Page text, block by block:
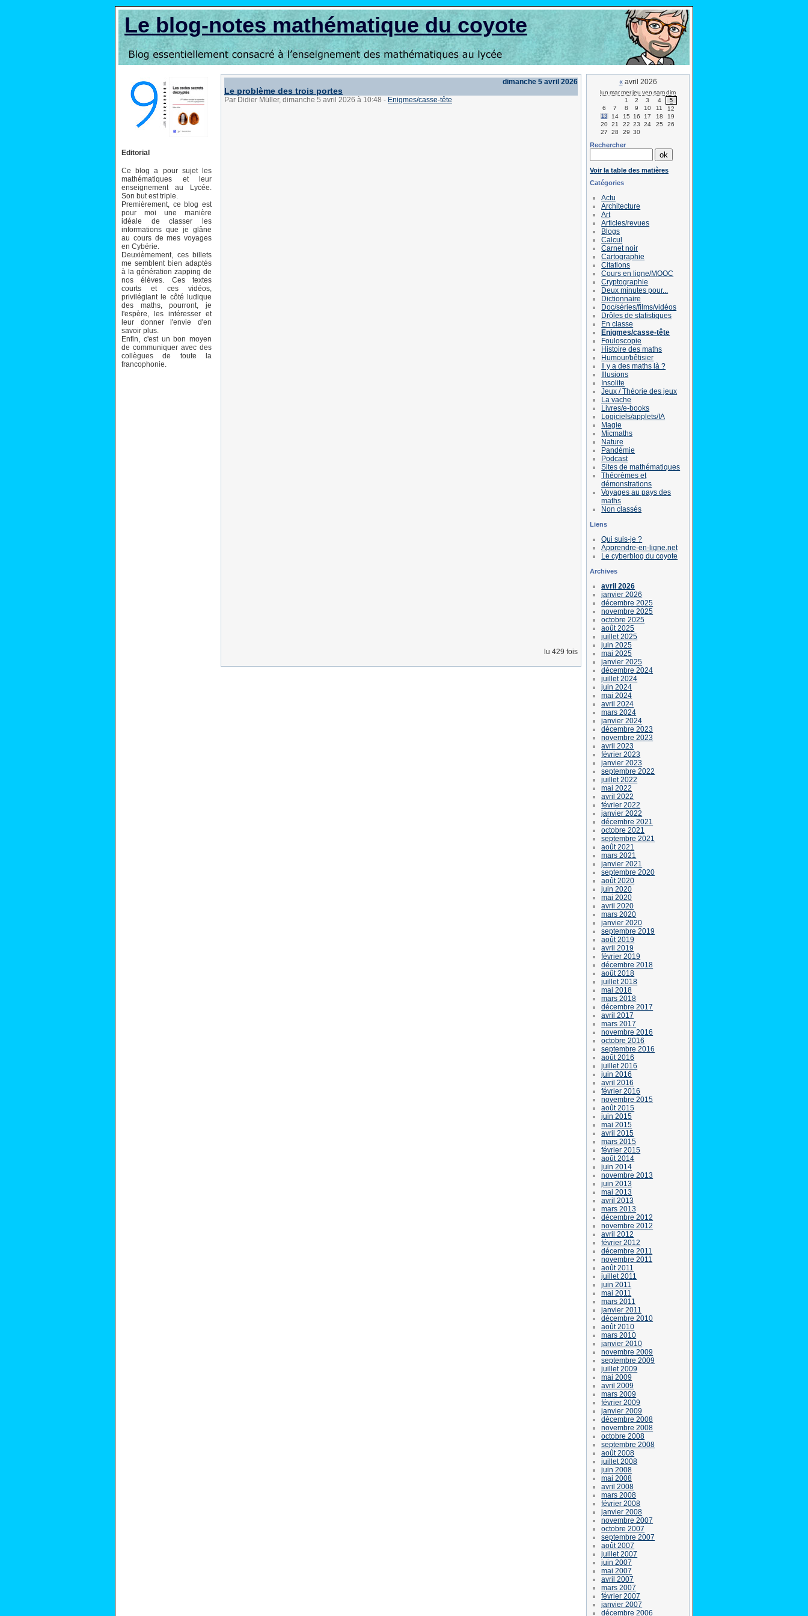
Le blog-notes mathématique du coyote
Editorial
Ce blog a pour sujet les
mathématiques et leur
enseignement au Lycée.
Son but est triple.
Premièrement, ce blog est
pour moi une manière
idéale de classer les
informations que je glâne
au cours de mes voyages
en Cybérie.
Deuxièmement, ces billets
me semblent bien adaptés
à la génération zapping de
nos élèves. Ces textes
courts et ces vidéos,
privilégiant le côté ludique
des maths, pourront, je
l'espère, les intéresser et
leur donner l'envie d'en
savoir plus.
Enfin, c'est un bon moyen
de communiquer avec des
collègues de toute la
francophonie.
dimanche 5 avril 2026
Le problème des trois portes
Par Didier Müller, dimanche 5 avril 2026 à 10:48 - Enigmes/casse-tête
lu 429 fois
«avril 2026
lun marmerjeu ven samdim
1
2 3 4 5
6 7 8 9 10 11 12
13 14 15 16 17 18
19
20 21 22 23 24 25
26
27
28 29 30
Rechercher
Voir la table des matières
Catégories
Actu
Architecture
Art
Articles/revues
Blogs
Calcul
Carnet noir
Cartographie
Citations
Cours en ligne/MOOC
Cryptographie
Deux minutes pour...
Dictionnaire
Doc/séries/films/vidéos
Drôles de statistiques
En classe
Enigmes/casse-tête
Fouloscopie
Histoire des maths
Humour/bêtisier
Il y a des maths là ?
Illusions
Insolite
Jeux / Théorie des jeux
La vache
Livres/e-books
Logiciels/applets/IA
Magie
Micmaths
Nature
Pandémie
Podcast
Sites de mathématiques
Théorèmes et
démonstrations
Voyages au pays des
maths
Non classés
Liens
Qui suis-je ?
Apprendre-en-ligne.net
Le cyberblog du coyote
Archives
avril 2026
janvier 2026
décembre 2025
novembre 2025
octobre 2025
août 2025
juillet 2025
juin 2025
mai 2025
janvier 2025
décembre 2024
juillet 2024
juin 2024
mai 2024
avril 2024
mars 2024
janvier 2024
décembre 2023
novembre 2023
avril 2023
février 2023
janvier 2023
septembre 2022
juillet 2022
mai 2022
avril 2022
février 2022
janvier 2022
décembre 2021
octobre 2021
septembre 2021
août 2021
mars 2021
janvier 2021
septembre 2020
août 2020
juin 2020
mai 2020
avril 2020
mars 2020
janvier 2020
septembre 2019
août 2019
avril 2019
février 2019
décembre 2018
août 2018
juillet 2018
mai 2018
mars 2018
décembre 2017
avril 2017
mars 2017
novembre 2016
octobre 2016
septembre 2016
août 2016
juillet 2016
juin 2016
avril 2016
février 2016
novembre 2015
août 2015
juin 2015
mai 2015
avril 2015
mars 2015
février 2015
août 2014
juin 2014
novembre 2013
juin 2013
mai 2013
avril 2013
mars 2013
décembre 2012
novembre 2012
avril 2012
février 2012
décembre 2011
novembre 2011
août 2011
juillet 2011
juin 2011
mai 2011
mars 2011
janvier 2011
décembre 2010
août 2010
mars 2010
janvier 2010
novembre 2009
septembre 2009
juillet 2009
mai 2009
avril 2009
mars 2009
février 2009
janvier 2009
décembre 2008
novembre 2008
octobre 2008
septembre 2008
août 2008
juillet 2008
juin 2008
mai 2008
avril 2008
mars 2008
février 2008
janvier 2008
novembre 2007
octobre 2007
septembre 2007
août 2007
juillet 2007
juin 2007
mai 2007
avril 2007
mars 2007
février 2007
janvier 2007
décembre 2006